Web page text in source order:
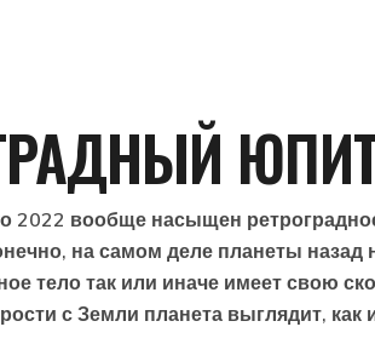
2022 вообще насыщен
на самом деле планеты
тело так или иначе имеет свою
с Земли планета выглядит, как